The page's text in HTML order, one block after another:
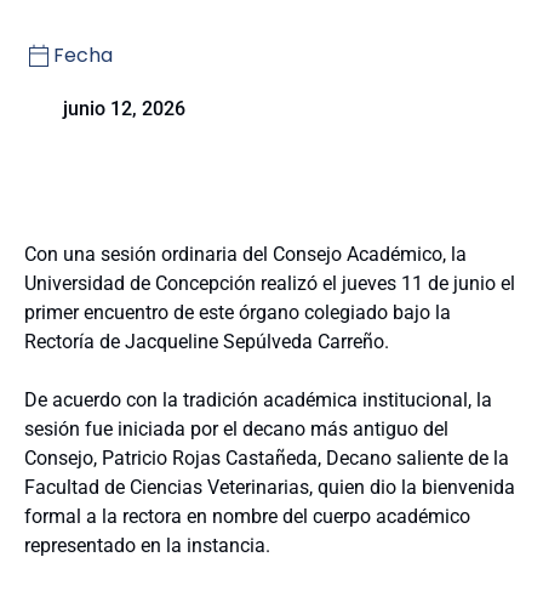
Fecha
junio 12, 2026
Con una sesión ordinaria del Consejo Académico, la
Universidad de Concepción realizó el jueves 11 de junio el
primer encuentro de este órgano colegiado bajo la
Rectoría de Jacqueline Sepúlveda Carreño.
De acuerdo con la tradición académica institucional, la
sesión fue iniciada por el decano más antiguo del
Consejo, Patricio Rojas Castañeda, Decano saliente de la
Facultad de Ciencias Veterinarias, quien dio la bienvenida
formal a la rectora en nombre del cuerpo académico
representado en la instancia.